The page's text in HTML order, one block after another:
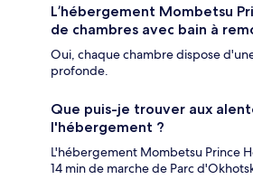
L’hébergement Mombetsu
de chambres avec bain à
Oui, chaque chambre dispose
profonde.
Que puis-je trouver aux
l'hébergement ?
L'hébergement Mombetsu Prince
14 min de marche de Parc